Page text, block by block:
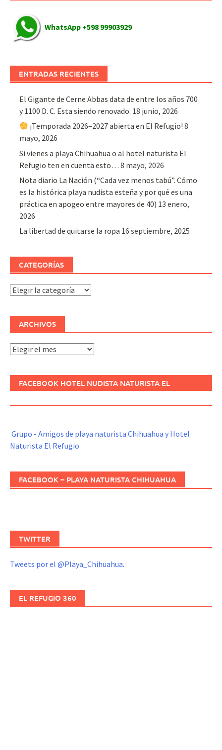
WhatsApp +598 99903929
ENTRADAS RECIENTES
El Gigante de Cerne Abbas data de entre los años 700
y 1100 D. C. Esta siendo renovado. 18 junio, 2026
¡Temporada 2026–2027 abierta en El Refugio! 8
mayo, 2026
Si vienes a playa Chihuahua o al hotel naturista El
Refugio ten en cuenta esto… 8 mayo, 2026
Nota diario La Nación (“Cada vez menos tabú”. Cómo
es la histórica playa nudista esteña y por qué es una
práctica en apogeo entre mayores de 40) 13 enero,
2026
La libertad de quitarse la ropa 16 septiembre, 2025
CATEGORÍAS
Categorías
ARCHIVOS
Archivos
FACEBOOK HOTEL NUDISTA NATURISTA EL
Grupo - Amigos de playa naturista Chihuahua y Hotel
Naturista El Refugio
FACEBOOK – PLAYA NATURISTA CHIHUAHUA
TWITTER
Tweets por el @Playa_Chihuahua.
EL REFUGIO 360